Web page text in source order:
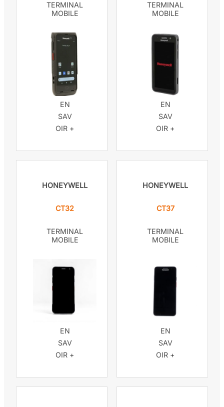
TERMINAL
MOBILE
EN
SAV
OIR +
TERMINAL
MOBILE
EN
SAV
OIR +
HONEYWELL
CT32
TERMINAL
MOBILE
EN
SAV
OIR +
HONEYWELL
CT37
TERMINAL
MOBILE
EN
SAV
OIR +